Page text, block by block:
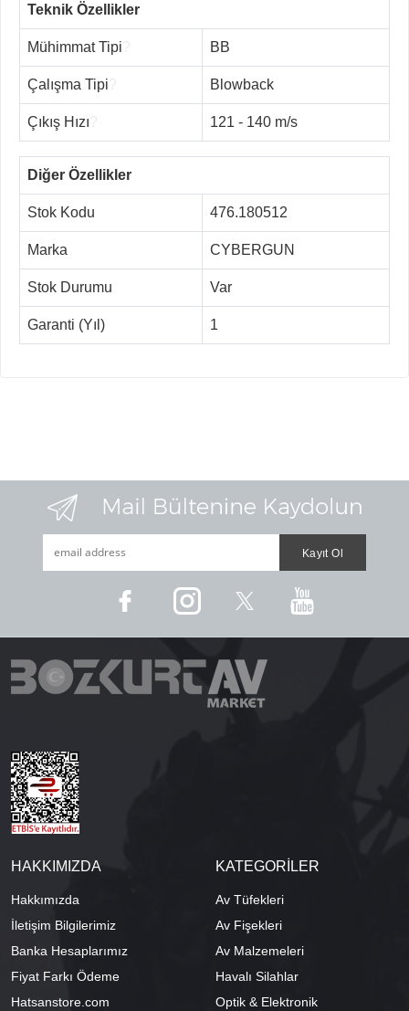
Teknik Özellikler
Mühimmat Tipi BB
Çalışma Tipi Blowback
Çıkış Hızı 121 - 140 m/s
Diğer Özellikler
Stok Kodu 476.180512
Marka CYBERGUN
Stok Durumu Var
Garanti (Yıl) 1
HAKKIMIZDA
Hakkımızda
İletişim Bilgilerimiz
Banka Hesaplarımız
Fiyat Farkı Ödeme
Hatsanstore.com
KATEGORİLER
Av Tüfekleri
Av Fişekleri
Av Malzemeleri
Havalı Silahlar
Optik & Elektronik